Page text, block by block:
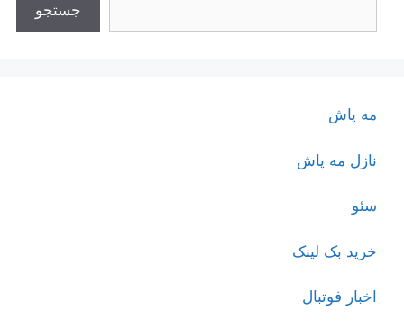
جستجو
مه پاش
نازل مه پاش
سئو
خرید بک لینک
اخبار فوتبال